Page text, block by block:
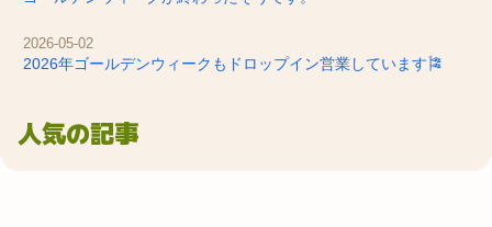
2026-05-02
2026年ゴールデンウィークもドロップイン営業しています🎏
人気の記事